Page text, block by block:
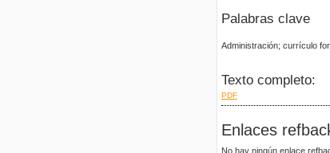
Palabras clave
Administración; currículo
Texto completo:
PDF
Enlaces
No hay ningún enlace